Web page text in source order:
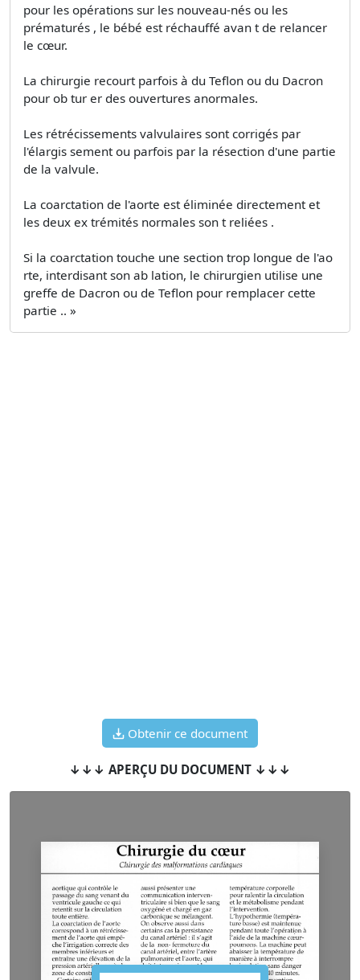
pour les opérations sur les nouveau-nés ou les
prématurés , le bébé est réchauffé avan t de relancer
le cœur.
La chirurgie recourt parfois à du Teflon ou du Dacron
pour ob tur er des ouvertures anormales.
Les rétrécissements valvulaires sont corrigés par
l'élargis­ sement ou parfois par la résection d'une partie
de la valvule.
La coarctation de l'aorte est éliminée directement et
les deux ex trémités normales son t reliées .
Si la coarctation touche une section trop longue de l'ao
rte, interdisant son ab lation, le chirurgien utilise une
greffe de Dacron ou de Teflon pour remplacer cette
partie .. »
Obtenir ce document
↓↓↓ APERÇU DU DOCUMENT ↓↓↓